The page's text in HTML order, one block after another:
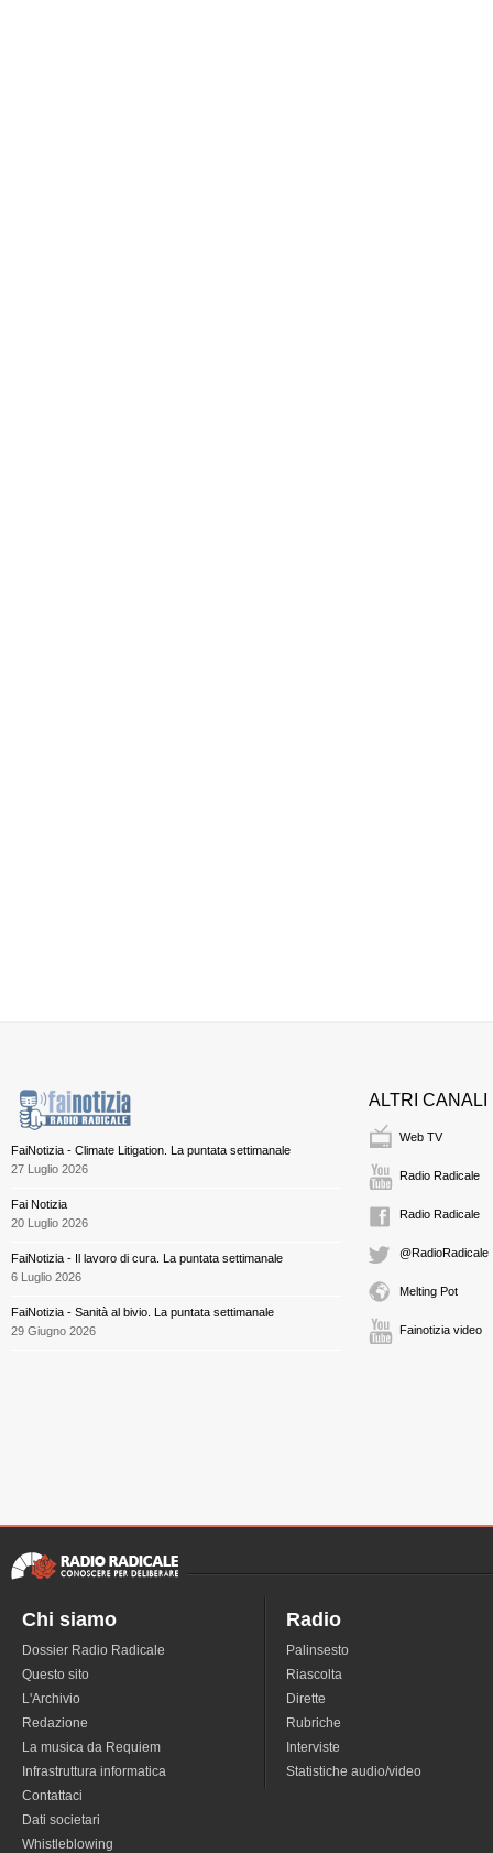
FaiNotizia - Climate Litigation. La puntata settimanale
27 Luglio 2026
Fai Notizia
20 Luglio 2026
FaiNotizia - Il lavoro di cura. La puntata settimanale
6 Luglio 2026
FaiNotizia - Sanità al bivio. La puntata settimanale
29 Giugno 2026
ALTRI CANALI
Web TV
Radio Radicale
Radio Radicale
@RadioRadicale
Melting Pot
Fainotizia video
Chi siamo
Dossier Radio Radicale
Questo sito
L'Archivio
Redazione
La musica da Requiem
Infrastruttura informatica
Contattaci
Dati societari
Whistleblowing
Radio
Palinsesto
Riascolta
Dirette
Rubriche
Interviste
Statistiche audio/video